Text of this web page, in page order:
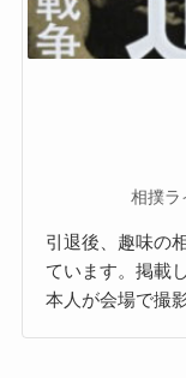
相撲ラ
引退後、趣味の
ています。掲載
本人が会場で撮